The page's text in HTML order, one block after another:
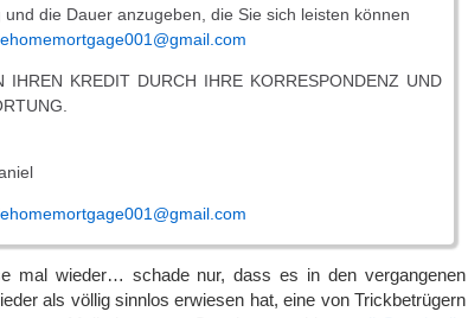
und die Dauer anzugeben, die Sie sich leisten können
IHREN KREDIT DURCH IHRE KORRESPONDENZ UND
mal wieder… schade nur, dass es in den vergangenen
als völlig sinnlos erwiesen hat, eine von Trickbetrügern